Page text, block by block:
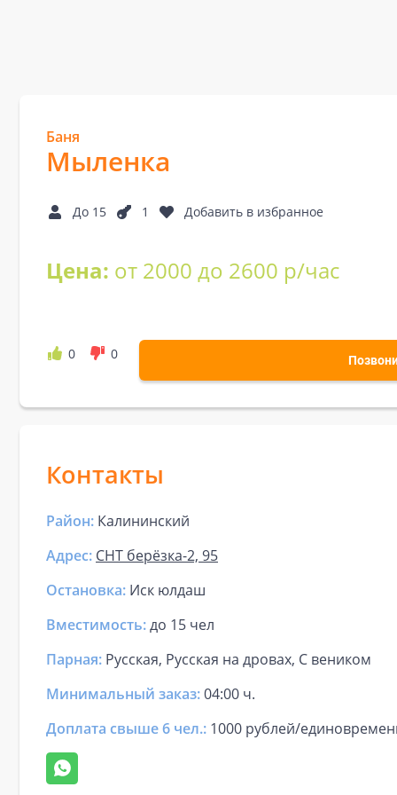
Баня
Мыленка
До 15 1 Добавить в избранное
Цена: от 2000 до 2600 р/час
0 0
Контакты
Район: Калининский
Адрес: СНТ берёзка-2, 95
Остановка: Иск юлдаш
Вместимость:до 15 чел
Парная: Русская, Русская на дровах, С веником
Минимальный заказ:04:00 ч.
Доплата свыше 6 чел.: 1000 рублей/